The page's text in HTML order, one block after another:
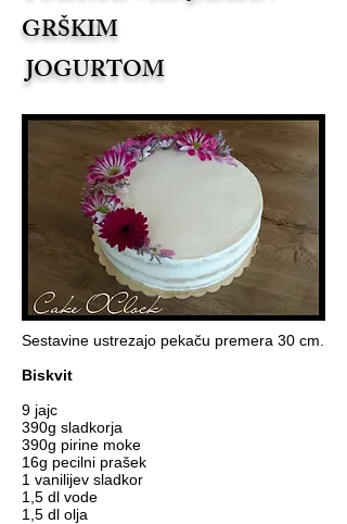
GRŠKIM
JOGURTOM
Sestavine ustrezajo pekaču premera 30 cm.
Biskvit
9 jajc
390g sladkorja
390g pirine moke
16g pecilni prašek
1 vanilijev sladkor
1,5 dl vode
1,5 dl olja